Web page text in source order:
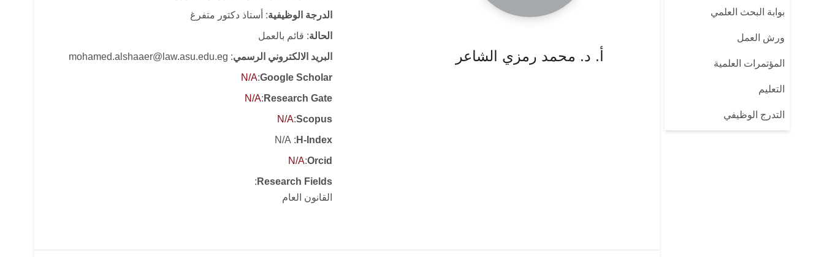
بوابة البحث العلمي
ورش العمل
المؤتمرات العلمية
التعليم
التدرج الوظيفي
أ. د. محمد رمزي الشاعر
الدرجة الوظيفية: أستاذ دكتور متفرغ
الحالة: قائم بالعمل
البريد الالكتروني الرسمي: mohamed.alshaaer@law.asu.edu.eg
Google Scholar
:
N/A
Research Gate
:
N/A
Scopus
:
N/A
H-Index
: N/A
Orcid
:
N/A
Research Fields
:
القانون العام